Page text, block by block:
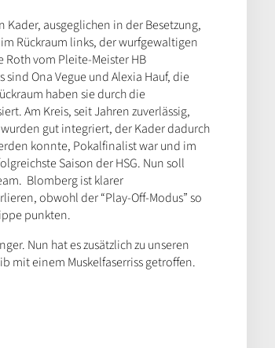
ausgeglichen in der Besetzung,
Rückraum links, der wurfgewaltigen
Roth vom Pleite-Meister HB
Ona Vegue und Alexia Hauf, die
haben sie durch die
Am Kreis, seit Jahren zuverlässig,
gut integriert, der Kader dadurch
konnte, Pokalfinalist war und im
Saison der HSG. Nun soll
Blomberg ist klarer
obwohl der “Play-Off-Modus” so
punkten.
Nun hat es zusätzlich zu unseren
mit einem Muskelfaserriss getroffen.